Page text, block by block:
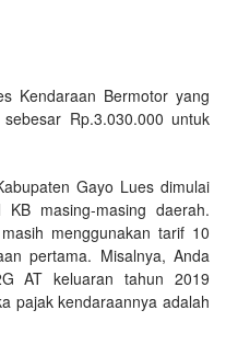
Kendaraan Bermotor yang
Rp.3.030.000 untuk
Gayo Lues dimulai
masing-masing daerah.
menggunakan tarif 10
pertama. Misalnya, Anda
AT keluaran tahun 2019
pajak kendaraannya adalah